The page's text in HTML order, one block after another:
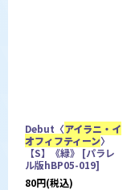
Debut〈アイラニ・イ
オフィフティーン〉
【S】《緑》 [パラレ
ル版hBP05-019]
80円(税込)